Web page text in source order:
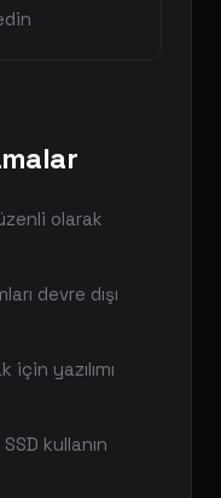
olarak
devre dışı
yazılımı
kullanın